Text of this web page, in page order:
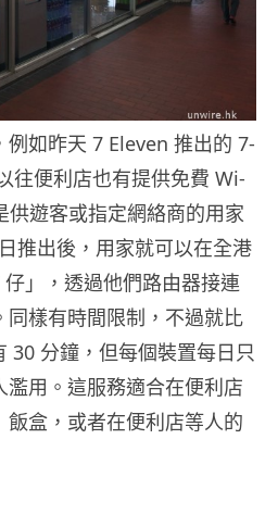
如昨天 7 Eleven 推出的 7-
往便利店也有提供免費 Wi-
供遊客或指定網絡商的用家
推出後，用家就可以在全港
」，透過他們路由器接連
同樣有時間限制，不過就比
30 分鐘，但每個裝置每日只
用。這服務適合在便利店
盒，或者在便利店等人的